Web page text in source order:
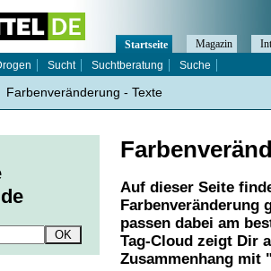
Auf dieser Seite
Farbenveränderung
passen dabei am
Tag-Cloud zeigt Dir
Zusammenhang mit
Startseite Magazin
Sucht Suchtberatung Suche
Farbenveränderung - Texte